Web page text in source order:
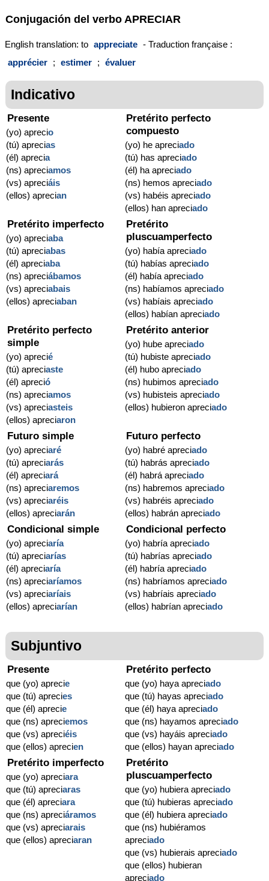
Conjugación del verbo APRECIAR
English translation: to appreciate - Traduction française :
apprécier ; estimer ; évaluer
Indicativo
Presente
(yo) aprecio
(tú) aprecias
(él) aprecia
(ns) apreciamos
(vs) apreciáis
(ellos) aprecian
Pretérito perfecto
compuesto
(yo) he apreciado
(tú) has apreciado
(él) ha apreciado
(ns) hemos apreciado
(vs) habéis apreciado
(ellos) han apreciado
Pretérito imperfecto
(yo) apreciaba
(tú) apreciabas
(él) apreciaba
(ns) apreciábamos
(vs) apreciabais
(ellos) apreciaban
Pretérito
pluscuamperfecto
(yo) había apreciado
(tú) habías apreciado
(él) había apreciado
(ns) habíamos apreciado
(vs) habíais apreciado
(ellos) habían apreciado
Pretérito perfecto
simple
(yo) aprecié
(tú) apreciaste
(él) apreció
(ns) apreciamos
(vs) apreciasteis
(ellos) apreciaron
Pretérito anterior
(yo) hube apreciado
(tú) hubiste apreciado
(él) hubo apreciado
(ns) hubimos apreciado
(vs) hubisteis apreciado
(ellos) hubieron apreciado
Futuro simple
(yo) apreciaré
(tú) apreciarás
(él) apreciará
(ns) apreciaremos
(vs) apreciaréis
(ellos) apreciarán
Futuro perfecto
(yo) habré apreciado
(tú) habrás apreciado
(él) habrá apreciado
(ns) habremos apreciado
(vs) habréis apreciado
(ellos) habrán apreciado
Condicional simple
(yo) apreciaría
(tú) apreciarías
(él) apreciaría
(ns) apreciaríamos
(vs) apreciaríais
(ellos) apreciarían
Condicional perfecto
(yo) habría apreciado
(tú) habrías apreciado
(él) habría apreciado
(ns) habríamos apreciado
(vs) habríais apreciado
(ellos) habrían apreciado
Subjuntivo
Presente
que (yo) aprecie
que (tú) aprecies
que (él) aprecie
que (ns) apreciemos
que (vs) apreciéis
que (ellos) aprecien
Pretérito perfecto
que (yo) haya apreciado
que (tú) hayas apreciado
que (él) haya apreciado
que (ns) hayamos apreciado
que (vs) hayáis apreciado
que (ellos) hayan apreciado
Pretérito imperfecto
que (yo) apreciara
que (tú) apreciaras
que (él) apreciara
que (ns) apreciáramos
que (vs) apreciarais
que (ellos) apreciaran
Pretérito
pluscuamperfecto
que (yo) hubiera apreciado
que (tú) hubieras apreciado
que (él) hubiera apreciado
que (ns) hubiéramos
apreciado
que (vs) hubierais apreciado
que (ellos) hubieran
apreciado